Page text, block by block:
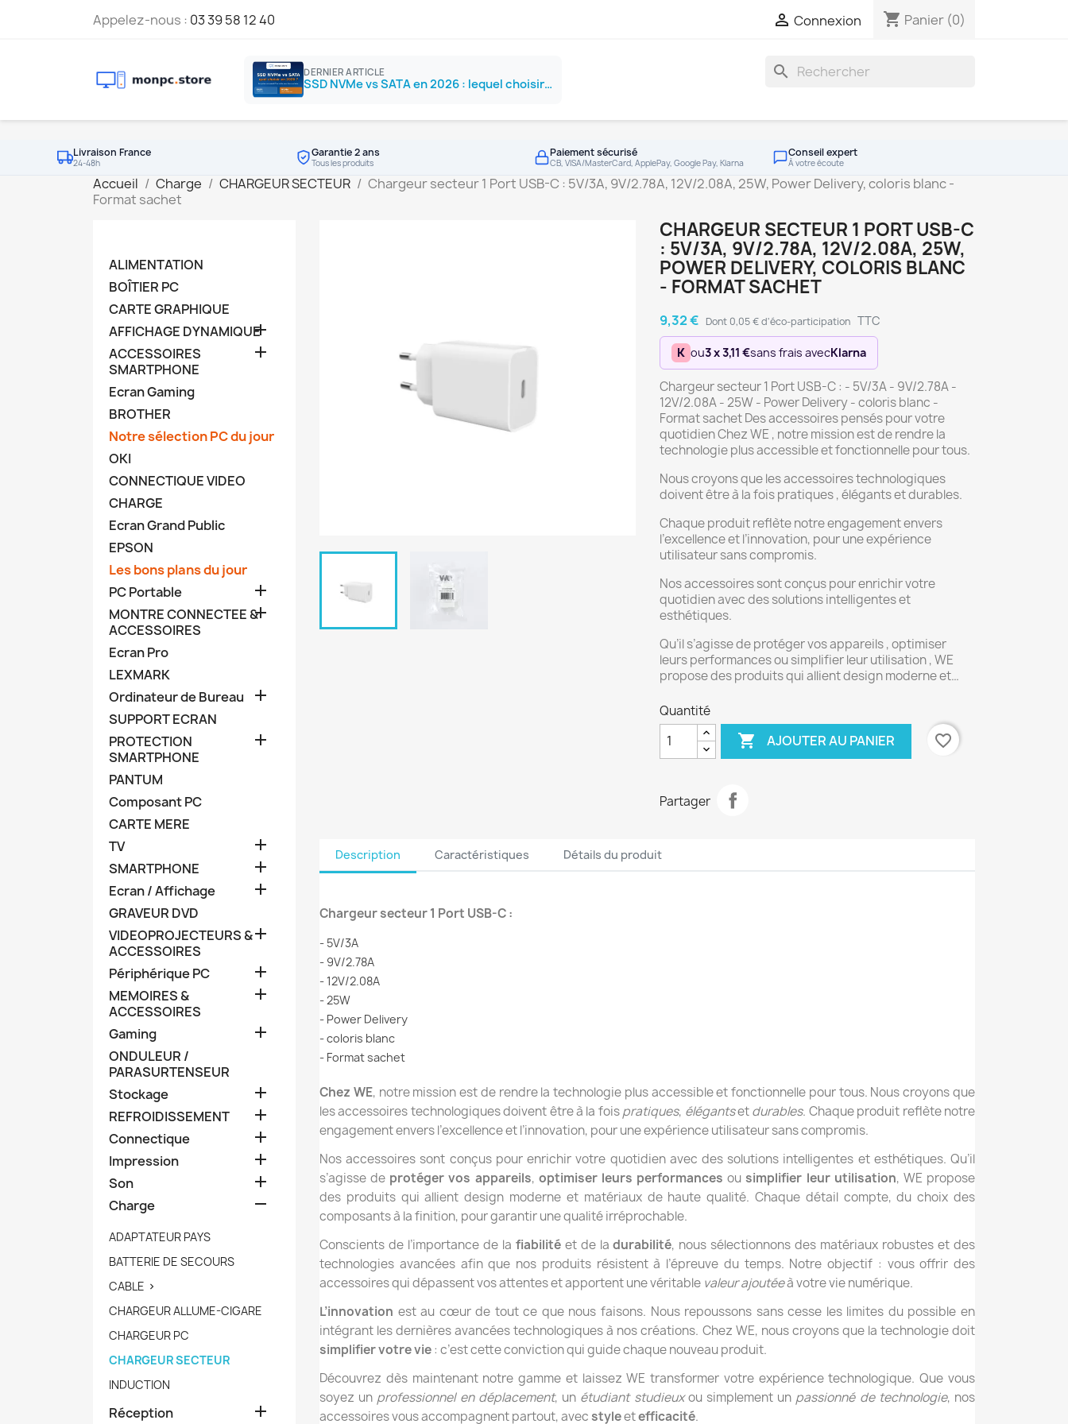
Appelez-nous : 03 39 58 12 40  Connexion shopping_cart Panier (0)
DERNIER ARTICLE
SSD NVMe vs SATA en 2026 : lequel choisir ?
search
Livraison France
24-48h
Garantie 2 ans
Tous les produits
Paiement sécurisé
CB, VISA/MasterCard, ApplePay, Google Pay, Klarna
Conseil expert
À votre écoute
Accueil Charge CHARGEUR SECTEUR
Chargeur secteur 1 Port USB-C : 5V/3A, 9V/2.78A, 12V/2.08A, 25W, Power Delivery, coloris blanc -
Format sachet
ALIMENTATION
BOÎTIER PC
CARTE GRAPHIQUE
AFFICHAGE DYNAMIQUE

ACCESSOIRES
SMARTPHONE

Ecran Gaming
BROTHER
Notre sélection PC du jour
OKI
CONNECTIQUE VIDEO
CHARGE
Ecran Grand Public
EPSON
Les bons plans du jour
PC Portable

MONTRE CONNECTEE &
ACCESSOIRES

Ecran Pro
LEXMARK
Ordinateur de Bureau

SUPPORT ECRAN
PROTECTION
SMARTPHONE

PANTUM
Composant PC
CARTE MERE
TV

SMARTPHONE 
Ecran / Affichage 
GRAVEUR DVD
VIDEOPROJECTEURS &
ACCESSOIRES

Périphérique PC 
MEMOIRES &
ACCESSOIRES

Gaming 
ONDULEUR /
PARASURTENSEUR
Stockage

REFROIDISSEMENT 
Connectique 
Impression 
Son 
Charge 
ADAPTATEUR PAYS
BATTERIE DE SECOURS
CABLE 
CHARGEUR ALLUME-CIGARE
CHARGEUR PC
CHARGEUR SECTEUR
INDUCTION
Réception 
CHARGEUR SECTEUR 1 PORT USB-C
: 5V/3A, 9V/2.78A, 12V/2.08A, 25W,
POWER DELIVERY, COLORIS BLANC
- FORMAT SACHET
9,32 € Dont 0,05 € d'éco-participation TTC
K ou3 x 3,11 €sans frais avecKlarna
Chargeur secteur 1 Port USB-C : - 5V/3A - 9V/2.78A -
12V/2.08A - 25W - Power Delivery - coloris blanc -
Format sachet Des accessoires pensés pour votre
quotidien Chez WE , notre mission est de rendre la
technologie plus accessible et fonctionnelle pour tous.
Nous croyons que les accessoires technologiques
doivent être à la fois pratiques , élégants et durables.
Chaque produit reflète notre engagement envers
l’excellence et l’innovation, pour une expérience
utilisateur sans compromis.
Nos accessoires sont conçus pour enrichir votre
quotidien avec des solutions intelligentes et
esthétiques.
Qu’il s’agisse de protéger vos appareils , optimiser
leurs performances ou simplifier leur utilisation , WE
propose des produits qui allient design moderne et…
Quantité
 AJOUTER AU PANIER favorite_border
Partager
Description Caractéristiques Détails du produit
Chargeur secteur 1 Port USB-C :
- 5V/3A
- 9V/2.78A
- 12V/2.08A
- 25W
- Power Delivery
- coloris blanc
- Format sachet
Chez WE, notre mission est de rendre la technologie plus accessible et fonctionnelle pour tous. Nous croyons que
les accessoires technologiques doivent être à la foispratiques, élégantsetdurables. Chaque produit reflète notre
engagement envers l’excellence et l’innovation, pour une expérience utilisateur sans compromis.
Nos accessoires sont conçus pour enrichir votre quotidien avec des solutions intelligentes et esthétiques. Qu’il
s’agisse de protéger vos appareils, optimiser leurs performances ousimplifier leur utilisation, WE propose
des produits qui allient design moderne et matériaux de haute qualité. Chaque détail compte, du choix des
composants à la finition, pour garantir une qualité irréprochable.
Conscients de l’importance de la fiabilitéet de ladurabilité, nous sélectionnons des matériaux robustes et des
technologies avancées afin que nos produits résistent à l’épreuve du temps. Notre objectif : vous offrir des
accessoires qui dépassent vos attentes et apportent une véritable valeur ajoutéeà votre vie numérique.
L’innovation est au cœur de tout ce que nous faisons. Nous repoussons sans cesse les limites du possible en
intégrant les dernières avancées technologiques à nos créations. Chez WE, nous croyons que la technologie doit
simplifier votre vie: c’est cette conviction qui guide chaque nouveau produit.
Découvrez dès maintenant notre gamme et laissez WE transformer votre expérience technologique. Que vous
soyez un professionnel en déplacement, un étudiant studieuxou simplement un passionné de technologie, nos
accessoires vous accompagnent partout, avecstyleetefficacité.